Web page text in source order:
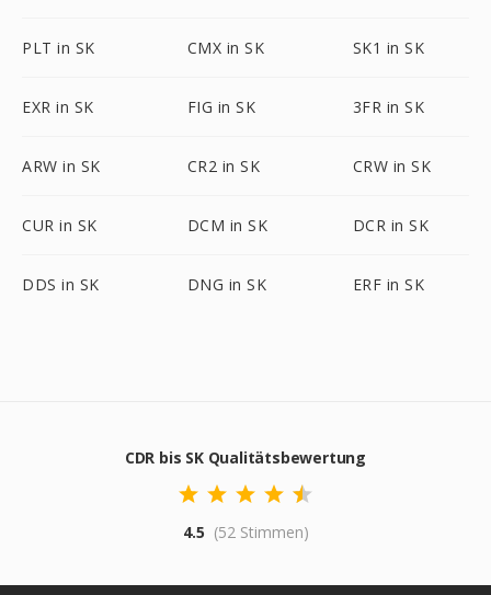
PLT in SK CMX in SK SK1 in SK
EXR in SK FIG in SK 3FR in SK
ARW in SK CR2 in SK CRW in SK
CUR in SK DCM in SK DCR in SK
DDS in SK DNG in SK ERF in SK
CDR bis SK Qualitätsbewertung
4.5 (52 Stimmen)